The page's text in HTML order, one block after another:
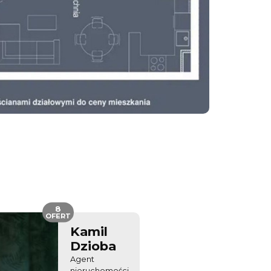
Kamil
Dzioba
Agent
8
OFERT